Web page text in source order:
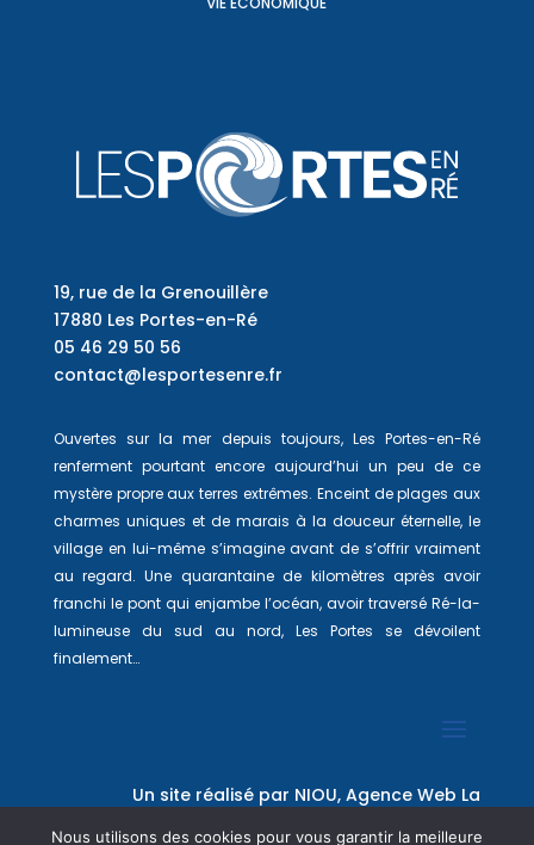
19, rue de la Grenouillère
17880 Les Portes-en-Ré
05 46 29 50 56
contact@lesportesenre.fr
Ouvertes sur la mer depuis toujours, Les Portes-en-Ré
renferment pourtant encore aujourd’hui un peu de ce
mystère propre aux terres extrêmes. Enceint de plages aux
charmes uniques et de marais à la douceur éternelle, le
village en lui-même s’imagine avant de s’offrir vraiment
au regard. Une quarantaine de kilomètres après avoir
franchi le pont qui enjambe l’océan, avoir traversé Ré-la-
lumineuse du sud au nord, Les Portes se dévoilent
finalement…
Un site réalisé par NIOU, Agence Web La
Nous utilisons des cookies pour vous garantir la meilleure